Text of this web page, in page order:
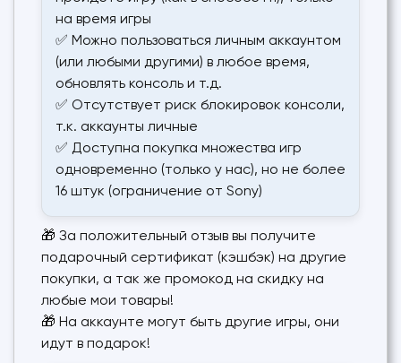
на время игры
✅ Можно пользоваться личным аккаунтом
(или любыми другими) в любое время,
обновлять консоль и т.д.
✅ Отсутствует риск блокировок консоли,
т.к. аккаунты личные
✅ Доступна покупка множества игр
одновременно (только у нас), но не более
16 штук (ограничение от Sony)
🎁 За положительный отзыв вы получите
подарочный сертификат (кэшбэк) на другие
покупки, а так же промокод на скидку на
любые мои товары!
🎁 На аккаунте могут быть другие игры, они
идут в подарок!